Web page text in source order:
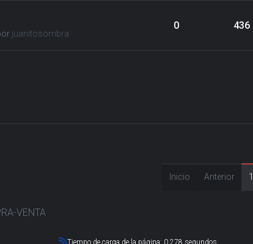
juanitosombra
0 436
Inicio Anterior 1
VENTA
Tiempo de carga de la página: 0.278 segundos